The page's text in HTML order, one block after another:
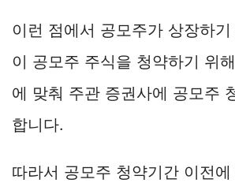
이런 점에서 공모주가 상장하
이 공모주 주식을 청약하기 위
에 맞춰 주관 증권사에 공모주
합니다.
따라서 공모주 청약기간 이전